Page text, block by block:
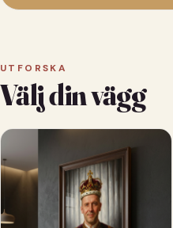
UTFORSKA
Välj din vägg